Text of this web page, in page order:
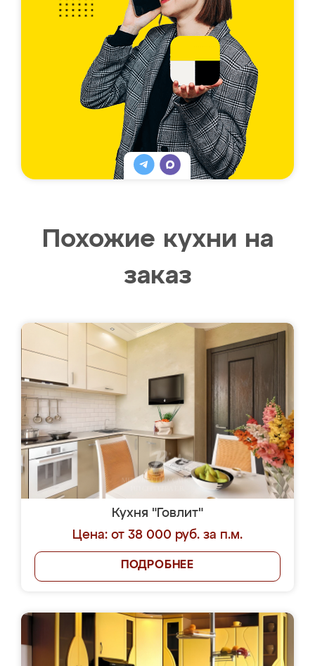
Похожие кухни на
заказ
Кухня "Говлит"
Цена: от 38 000 руб. за п.м.
ПОДРОБНЕЕ